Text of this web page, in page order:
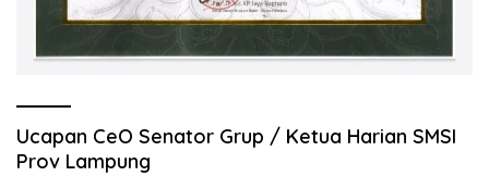
Ucapan CeO Senator Grup / Ketua Harian SMSI
Prov Lampung